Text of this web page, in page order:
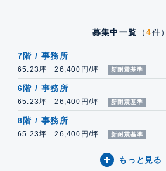
募集中一覧 （4件）
7階 / 事務所
65.23坪 26,400円/坪 新耐震基準
6階 / 事務所
65.23坪 26,400円/坪 新耐震基準
8階 / 事務所
65.23坪 26,400円/坪 新耐震基準
もっと見る